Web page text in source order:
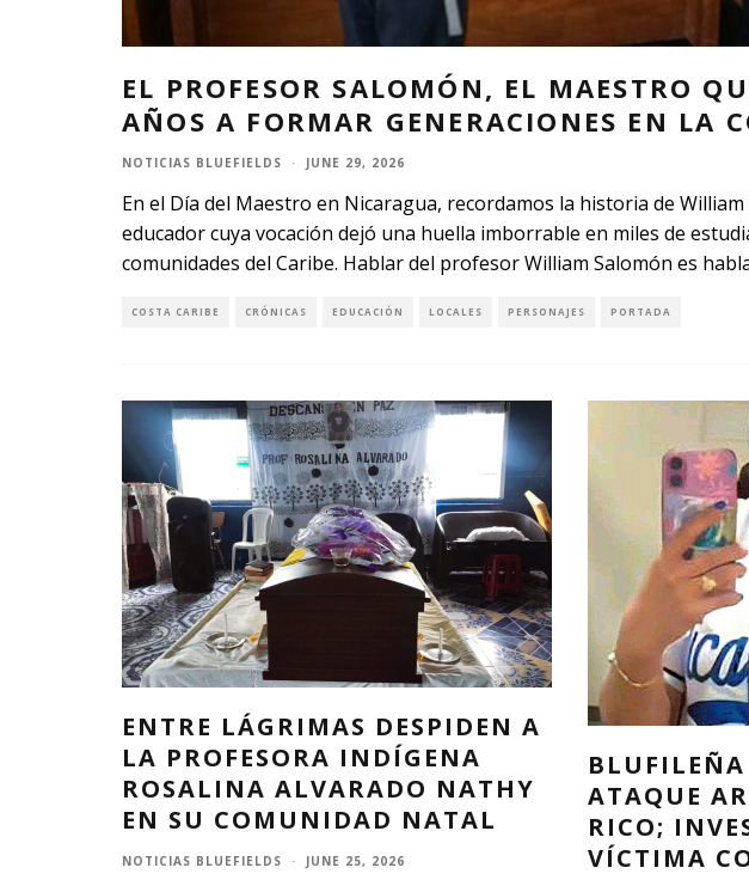
EL PROFESOR SALOMÓN, EL MAESTRO
AÑOS A FORMAR GENERACIONES EN LA
NOTICIAS BLUEFIELDS · JUNE 29, 2026
En el Día del Maestro en Nicaragua, recordamos la historia de
educador cuya vocación dejó una huella imborrable en miles de
comunidades del Caribe. Hablar del profesor William Salomón es
COSTA CARIBE CRÓNICAS EDUCACIÓN LOCALES PERSONAJES PORTADA
ENTRE LÁGRIMAS DESPIDEN A
LA PROFESORA INDÍGENA
ROSALINA ALVARADO NATHY
EN SU COMUNIDAD NATAL
NOTICIAS BLUEFIELDS · JUNE 25, 2026
ATAQUE
RICO;
VÍCTIMA